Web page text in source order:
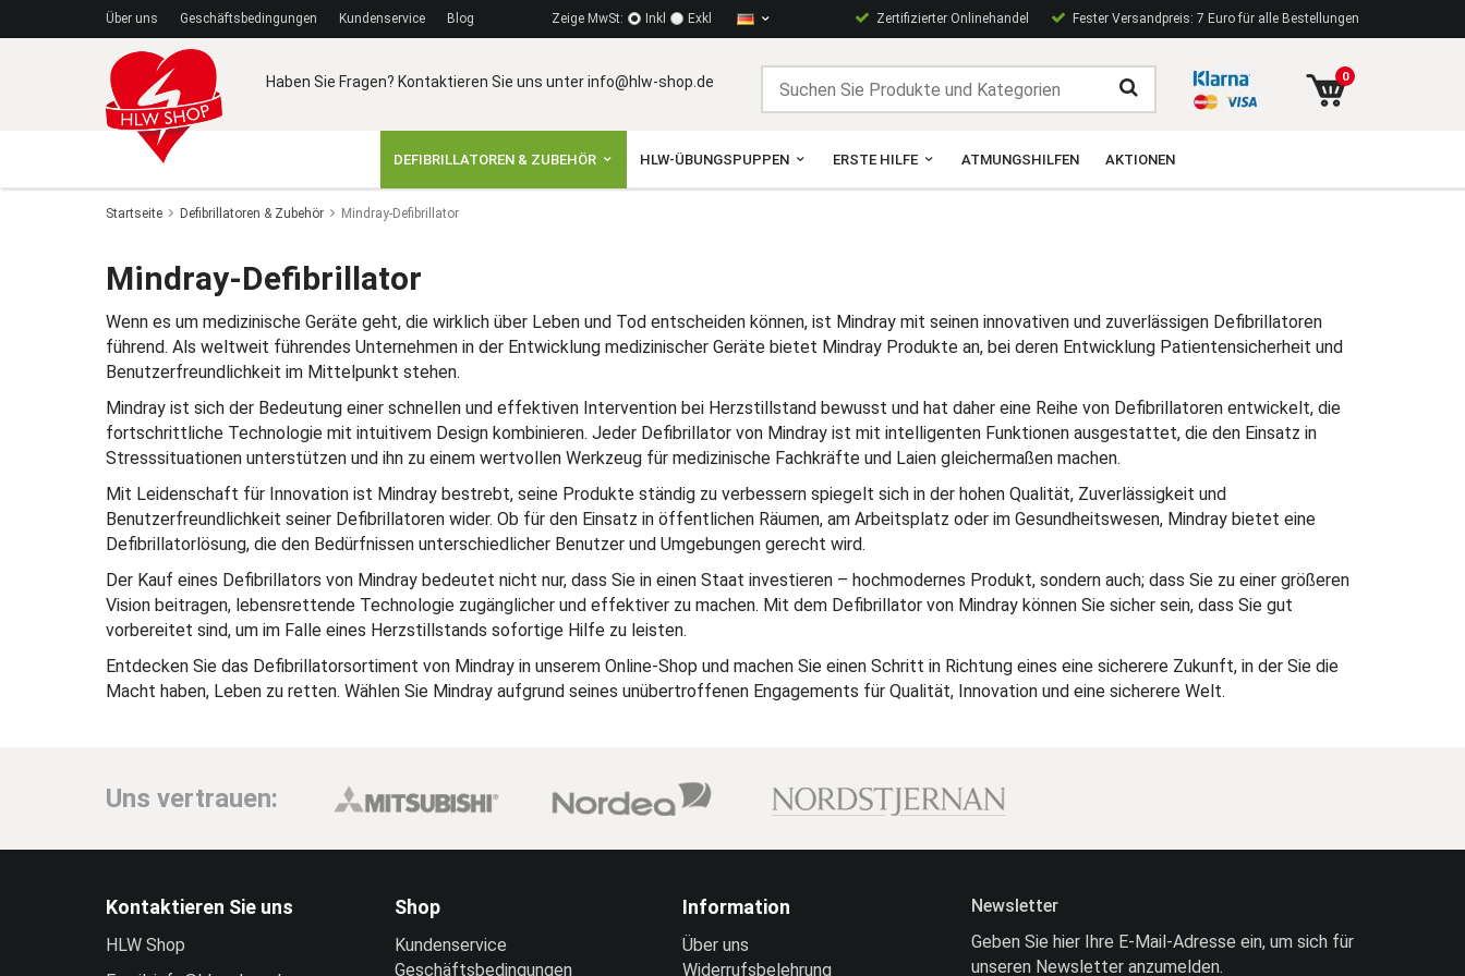
Über uns Geschäftsbedingungen Kundenservice Blog Zertifizierter Onlinehandel Fester Versandpreis: 7 Euro für alle Bestellungen
Zeige MwSt: Inkl Exkl
0
Haben Sie Fragen? Kontaktieren Sie uns unter info@hlw-shop.de
DEFIBRILLATOREN & ZUBEHÖR HLW-ÜBUNGSPUPPEN ERSTE HILFE ATMUNGSHILFEN AKTIONEN
Startseite Defibrillatoren & Zubehör Mindray-Defibrillator
Mindray-Defibrillator
Wenn es um medizinische Geräte geht, die wirklich über Leben und Tod entscheiden können, ist Mindray mit seinen innovativen und zuverlässigen Defibrillatoren
führend. Als weltweit führendes Unternehmen in der Entwicklung medizinischer Geräte bietet Mindray Produkte an, bei deren Entwicklung Patientensicherheit und
Benutzerfreundlichkeit im Mittelpunkt stehen.
Mindray ist sich der Bedeutung einer schnellen und effektiven Intervention bei Herzstillstand bewusst und hat daher eine Reihe von Defibrillatoren entwickelt, die
fortschrittliche Technologie mit intuitivem Design kombinieren. Jeder Defibrillator von Mindray ist mit intelligenten Funktionen ausgestattet, die den Einsatz in
Stresssituationen unterstützen und ihn zu einem wertvollen Werkzeug für medizinische Fachkräfte und Laien gleichermaßen machen.
Mit Leidenschaft für Innovation ist Mindray bestrebt, seine Produkte ständig zu verbessern spiegelt sich in der hohen Qualität, Zuverlässigkeit und
Benutzerfreundlichkeit seiner Defibrillatoren wider. Ob für den Einsatz in öffentlichen Räumen, am Arbeitsplatz oder im Gesundheitswesen, Mindray bietet eine
Defibrillatorlösung, die den Bedürfnissen unterschiedlicher Benutzer und Umgebungen gerecht wird.
Der Kauf eines Defibrillators von Mindray bedeutet nicht nur, dass Sie in einen Staat investieren – hochmodernes Produkt, sondern auch; dass Sie zu einer größeren
Vision beitragen, lebensrettende Technologie zugänglicher und effektiver zu machen. Mit dem Defibrillator von Mindray können Sie sicher sein, dass Sie gut
vorbereitet sind, um im Falle eines Herzstillstands sofortige Hilfe zu leisten.
Entdecken Sie das Defibrillatorsortiment von Mindray in unserem Online-Shop und machen Sie einen Schritt in Richtung eines eine sicherere Zukunft, in der Sie die
Macht haben, Leben zu retten. Wählen Sie Mindray aufgrund seines unübertroffenen Engagements für Qualität, Innovation und eine sicherere Welt.
Uns vertrauen:
Kontaktieren Sie uns
HLW Shop
Shop
Kundenservice
Geschäftsbedingungen
Information
Über uns
Widerrufsbelehrung
Newsletter
Geben Sie hier Ihre E-Mail-Adresse ein, um sich für
unseren Newsletter anzumelden.